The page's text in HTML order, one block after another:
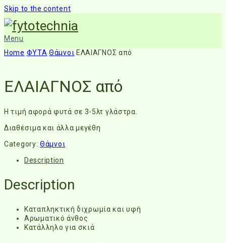
Skip to the content
Menu
Home ΦΥΤΑ Θάμνοι ΕΛΑΙΑΓΝΟΣ από
ΕΛΑΙΑΓΝΟΣ από
Η τιμή αφορά φυτά σε 3-5λτ γλάστρα.
Διαθέσιμα και άλλα μεγέθη
Category: Θάμνοι
Description
Description
Καταπληκτική διχρωμία και υφή
Αρωματικό άνθος
Κατάλληλο για σκιά